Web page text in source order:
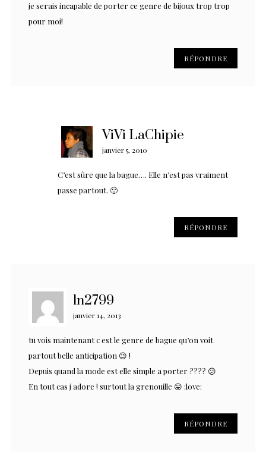
je serais incapable de porter ce genre de bijoux trop trop
pour moi!
RÉPONDRE
ViVi LaChipie
janvier 5, 2010
C’est sûre que la bague…. Elle n’est pas vraiment
passe partout. 🙂
RÉPONDRE
ln2799
janvier 14, 2013
tu vois maintenant c est le genre de bague qu’on voit
partout belle anticipation 😉 !
Depuis quand la mode est elle simple a porter ???? 😕
En tout cas j adore ! surtout la grenouille 😛 :love:
RÉPONDRE